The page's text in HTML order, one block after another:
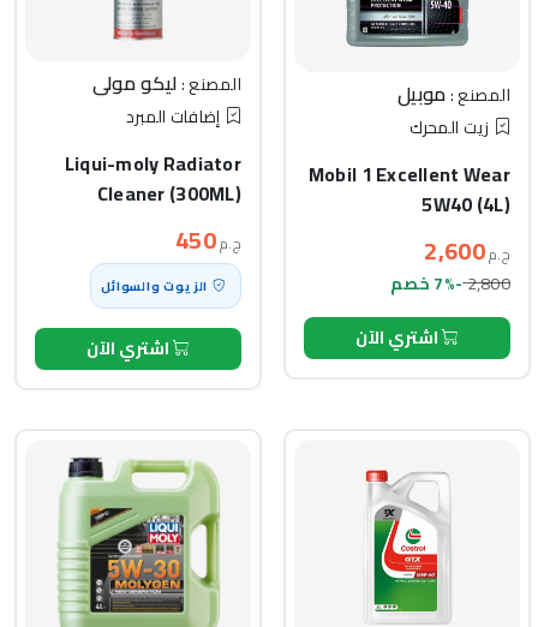
المصنع :موبيل
زيت المحرك
Mobil 1 Excellent Wear
5W40 (4L)
ج.م2,600
2,800-7% خصم
اشتري الآن
المصنع :ليكو مولي
إضافات المبرد
Liqui-moly Radiator
Cleaner (300ML)
ج.م450
الزيوت والسوائل
اشتري الآن